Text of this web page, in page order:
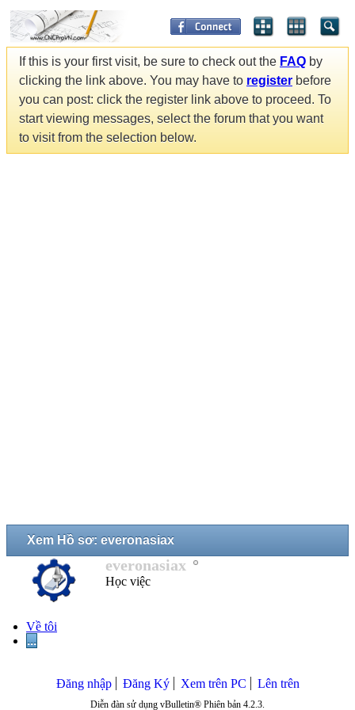
If this is your first visit, be sure to check out the FAQ by
clicking the link above. You may have to register before
you can post: click the register link above to proceed. To
start viewing messages, select the forum that you want
to visit from the selection below.
Xem Hồ sơ: everonasiax
everonasiax
Học việc
Về tôi
...
Đăng nhập Đăng Ký Xem trên PC Lên trên
Diễn đàn sử dụng vBulletin® Phiên bản 4.2.3.